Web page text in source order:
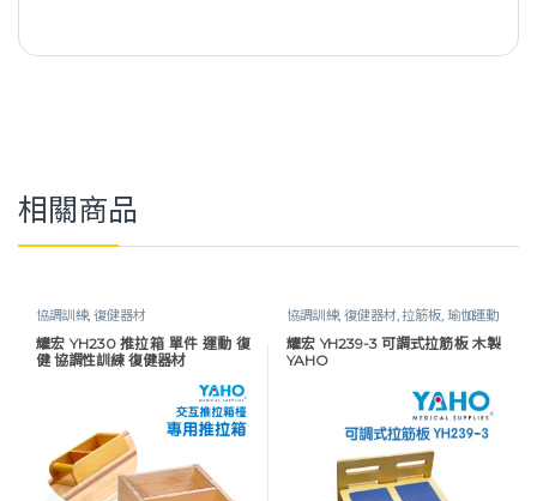
相關商品
協調訓練,復健器材
耀宏 YH230 推拉箱 單件 運動 復
健 協調性訓練 復健器材
協調訓練,復健器材,拉筋板, 瑜伽運動
耀宏 YH239-3 可調式拉筋板 木製
YAHO